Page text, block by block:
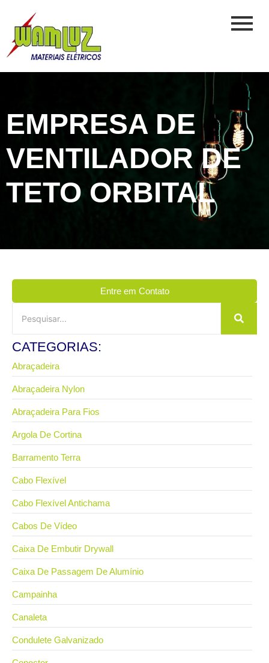
EMPRESA DE
VENTILADOR DE
TETO ORBITAL
Entre em Contato
CATEGORIAS:
Abraçadeira
Abraçadeira Nylon
Abraçadeira Para Fios
Argola De Cortina
Barramento Terra
Cabo Flexível
Cabo Flexível Antichama
Cabos De Vídeo
Caixa De Embutir Drywall
Caixa De Passagem De Alumínio
Campainha
Canaleta
Condulete Galvanizado